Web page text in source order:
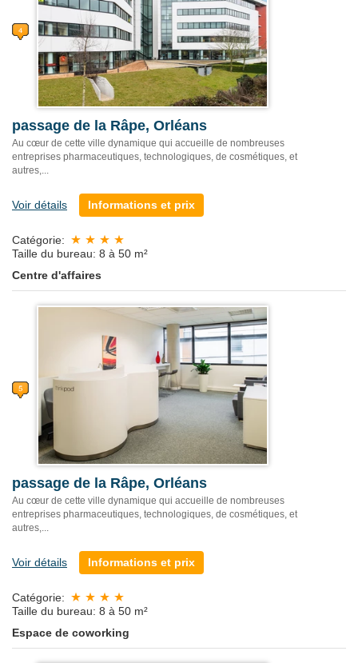
passage de la Râpe, Orléans
Au cœur de cette ville dynamique qui accueille de nombreuses
entreprises pharmaceutiques, technologiques, de cosmétiques, et
autres,...
Voir détails Informations et prix
Catégorie:
Taille du bureau: 8 à 50 m²
Centre d'affaires
passage de la Râpe, Orléans
Au cœur de cette ville dynamique qui accueille de nombreuses
entreprises pharmaceutiques, technologiques, de cosmétiques, et
autres,...
Voir détails Informations et prix
Catégorie:
Taille du bureau: 8 à 50 m²
Espace de coworking